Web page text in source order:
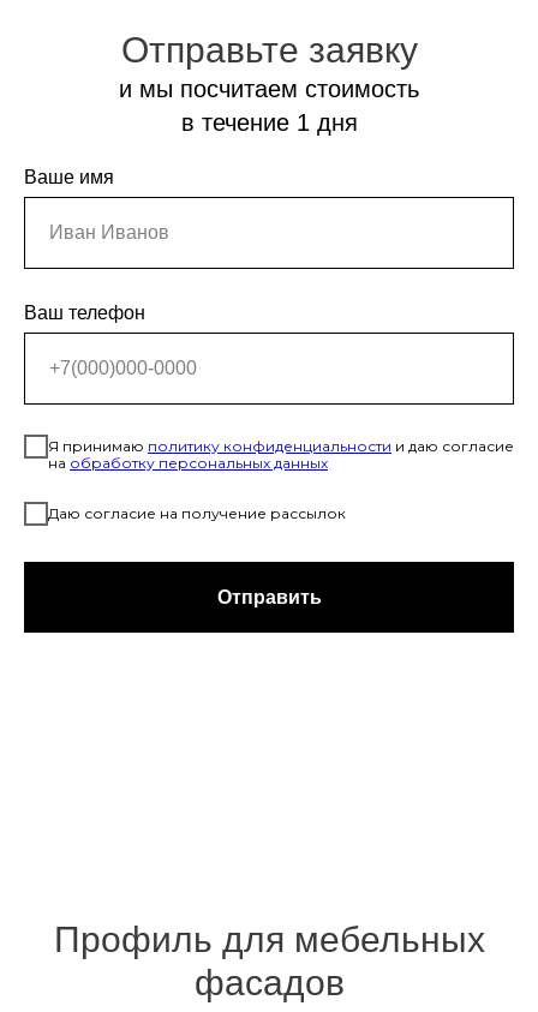
Отправьте заявку
и мы посчитаем стоимость
в течение 1 дня
Ваше имя
Ваш телефон
Я принимаю политику конфиденциальности и даю согласие
на обработку персональных данных
Даю согласие на получение рассылок
Отправить
Профиль для мебельных
фасадов